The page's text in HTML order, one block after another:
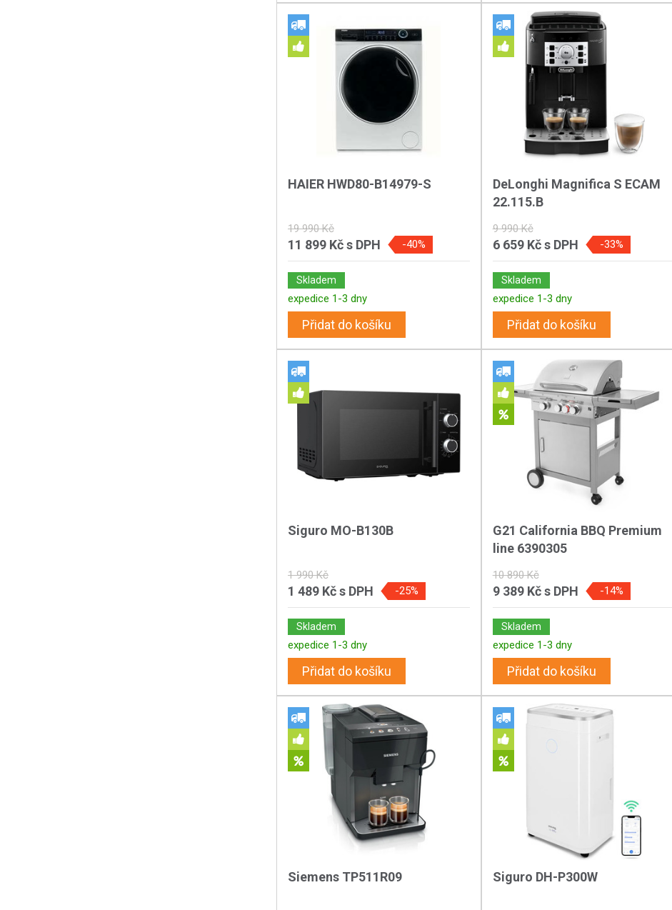
HAIER HWD80-B14979-S
19 990 Kč
11 899 Kčs DPH -40%
Skladem
expedice 1-3 dny
Přidat do košíku
DeLonghi Magnifica S ECAM
22.115.B
9 990 Kč
6 659 Kčs DPH -33%
Skladem
expedice 1-3 dny
Přidat do košíku
Siguro MO-B130B
1 990 Kč
1 489 Kčs DPH -25%
Skladem
expedice 1-3 dny
Přidat do košíku
G21 California BBQ Premium
line 6390305
10 890 Kč
9 389 Kčs DPH -14%
Skladem
expedice 1-3 dny
Přidat do košíku
Siemens TP511R09 Siguro DH-P300W